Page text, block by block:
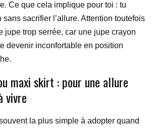
Ce que cela implique pour toi : tu
sacrifier l’allure. Attention toutefois
jupe trop serrée, car une jupe crayon
devenir inconfortable en position
maxi skirt : pour une allure
vivre
la plus simple à adopter quand